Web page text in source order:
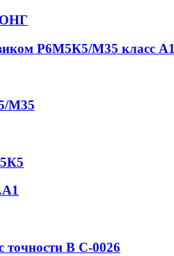
Р6М5К5/М35 класс А1
М35
точности В С-0026